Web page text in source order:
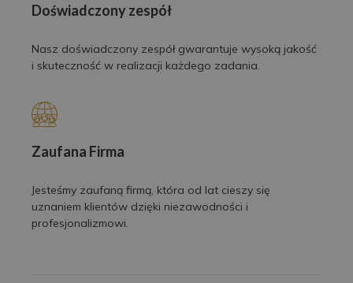
Doświadczony zespół
Nasz doświadczony zespół gwarantuje wysoką jakość
i skuteczność w realizacji każdego zadania.
Zaufana Firma
Jesteśmy zaufaną firmą, która od lat cieszy się
uznaniem klientów dzięki niezawodności i
profesjonalizmowi.